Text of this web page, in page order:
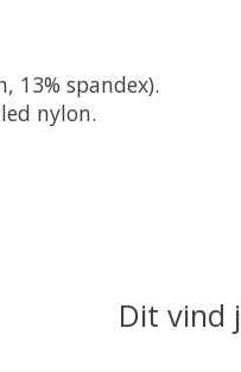
13% spandex).
nylon.
Dit vind